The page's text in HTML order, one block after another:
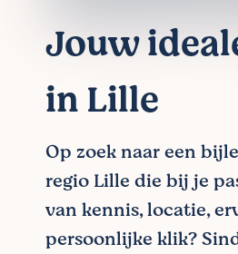
Jouw
in Lille
Op zoek naar een
regio Lille die bij je
van kennis, locatie,
persoonlijke klik?